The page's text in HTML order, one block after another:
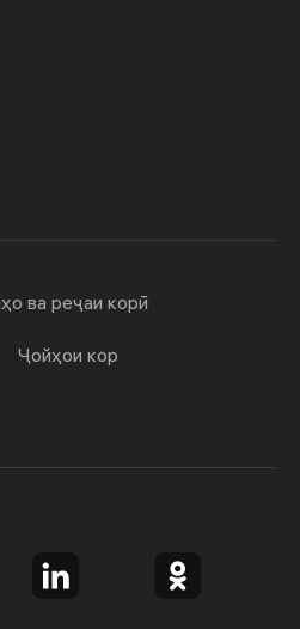
ва реҷаи корӣ
Ҷойҳои кор